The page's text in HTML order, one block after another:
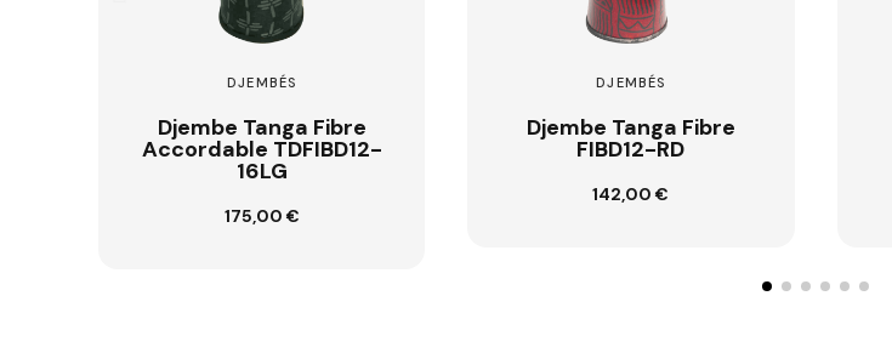
DJEMBÉS
Djembe Tanga Fibre
FIBD12-RD
DJEMBÉS
Djembe Tanga Fibre
FIBD14-RD
186,00 €
Ajouter au panier